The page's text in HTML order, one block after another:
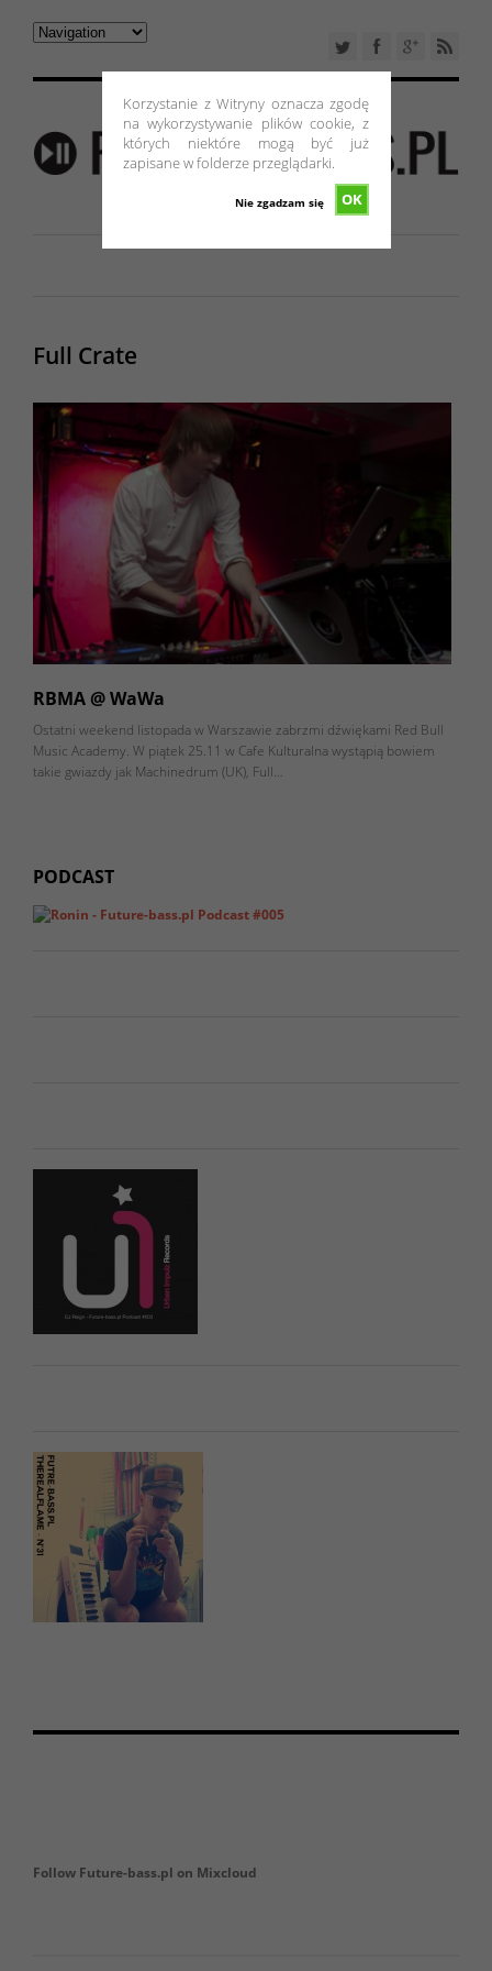
Korzystanie z Witryny oznacza zgodę
na wykorzystywanie plików cookie, z
których niektóre mogą być już
zapisane w folderze przeglądarki.
OK
Nie zgadzam się
Full Crate
RBMA @ WaWa
Ostatni weekend listopada w Warszawie zabrzmi dźwiękami Red Bull
Music Academy. W piątek 25.11 w Cafe Kulturalna wystąpią bowiem
takie gwiazdy jak Machinedrum (UK), Full…
PODCAST
Follow Future-bass.pl on Mixcloud